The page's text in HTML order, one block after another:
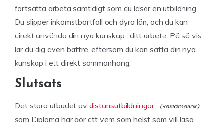
fortsätta arbeta samtidigt som du läser en utbildning.
Du slipper inkomstbortfall och dyra lån, och du kan
direkt använda din nya kunskap i ditt arbete. På så vis
lär du dig även bättre, eftersom du kan sätta din nya
kunskap i ett direkt sammanhang.
Slutsats
Det stora utbudet av distansutbildningar
som Diploma har gör att vem som helst som vill läsa